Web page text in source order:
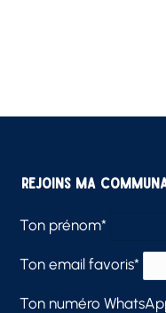
Rejoins ma
Ton prénom*
Ton email favoris*
Ton numéro